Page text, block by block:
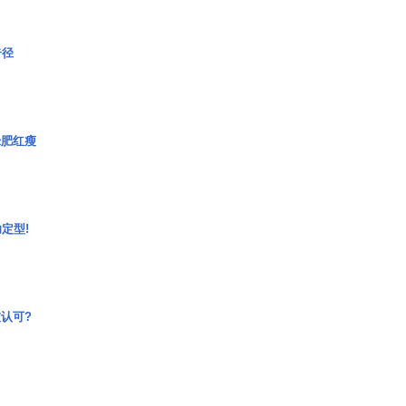
红瘦
型!
可?